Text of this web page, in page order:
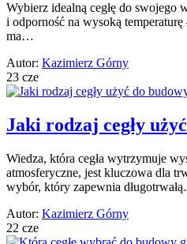
Wybierz idealną cegłę do swojego
i odporność na wysoką
ma…
Autor: Kazimierz Górny
23 cze
Jaki rodzaj cegły
Wiedza, która cegła wytrzymuje
atmosferyczne, jest kluczowa dla
wybór, który zapewnia
Autor: Kazimierz Górny
22 cze